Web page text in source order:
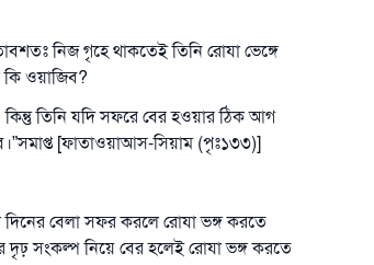
নিজ গৃহে থাকতেই তিনি রোযা ভেঙ্গে
ওয়াজিব?
কিন্তু তিনি যদি সফরে বের হওয়ার ঠিক আগ
[ফাতাওয়াআস-সিয়াম (পৃঃ১৩৩)]
দিনের বেলা সফর করলে রোযা ভঙ্গ করতে
দৃঢ় সংকল্প নিয়ে বের হলেই রোযা ভঙ্গ করতে
রক্ষা করেছিল।
সহযোগিতা করুন
বলেছেন
সমান সওয়াব পাবে